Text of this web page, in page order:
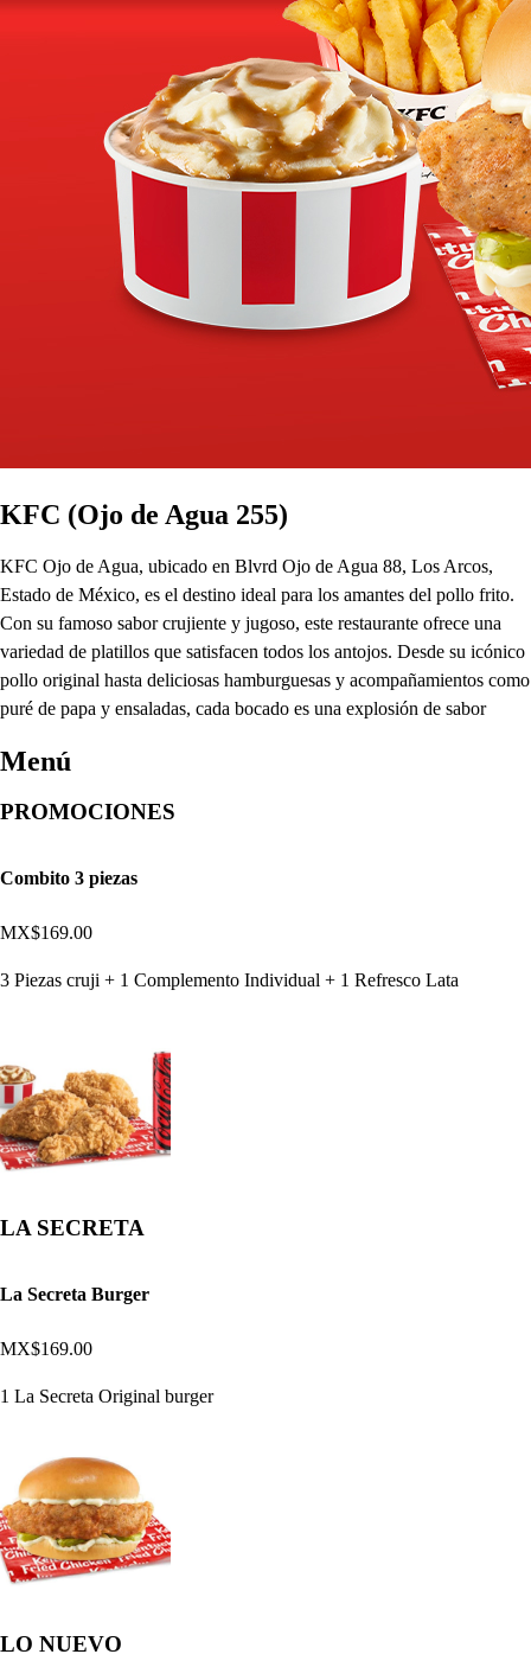
KFC (Ojo de Agua 255)
KFC Ojo de Agua, ubicado en Blvrd Ojo de Agua 88, Los Arcos,
Estado de México, es el destino ideal para los amantes del pollo frito.
Con su famoso sabor crujiente y jugoso, este restaurante ofrece una
variedad de platillos que satisfacen todos los antojos. Desde su icónico
pollo original hasta deliciosas hamburguesas y acompañamientos como
puré de papa y ensaladas, cada bocado es una explosión de sabor
Menú
PROMOCIONES
Combito 3 piezas
MX$169.00
3 Piezas cruji + 1 Complemento Individual + 1 Refresco Lata
LA SECRETA
La Secreta Burger
MX$169.00
1 La Secreta Original burger
LO NUEVO